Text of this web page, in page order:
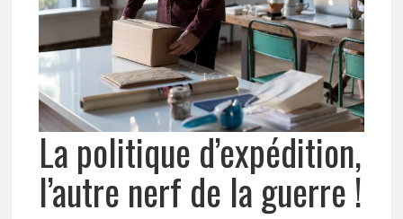
La politique d’expédition,
l’autre nerf de la guerre !